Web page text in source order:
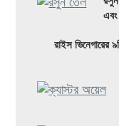
এবং
রাইস ভিনেগারের